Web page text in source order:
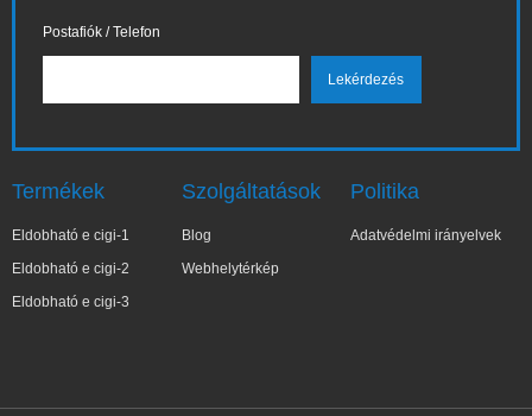
Postafiók / Telefon
Termékek
Eldobható e cigi-1
Eldobható e cigi-2
Eldobható e cigi-3
Szolgáltatások
Blog
Webhelytérkép
Politika
Adatvédelmi irányelvek